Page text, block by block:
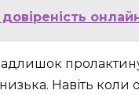
Навіть